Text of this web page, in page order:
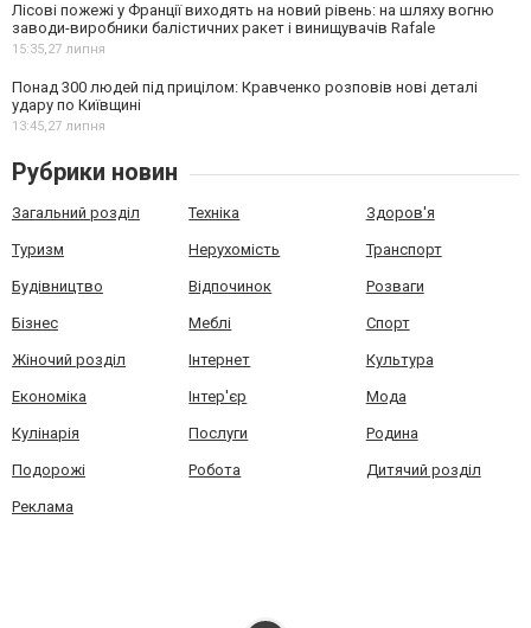
Лісові пожежі у Франції виходять на новий рівень: на шляху вогню
заводи-виробники балістичних ракет і винищувачів Rafale
15:35,27 липня
Понад 300 людей під прицілом: Кравченко розповів нові деталі
удару по Київщині
13:45,27 липня
Рубрики новин
Загальний розділ Техніка Здоров'я
Туризм Нерухомість Транспорт
Будівництво Відпочинок Розваги
Бізнес Меблі Спорт
Жіночий розділ Інтернет Культура
Економіка Інтер'єр Мода
Кулінарія Послуги Родина
Подорожі Робота Дитячий розділ
Реклама